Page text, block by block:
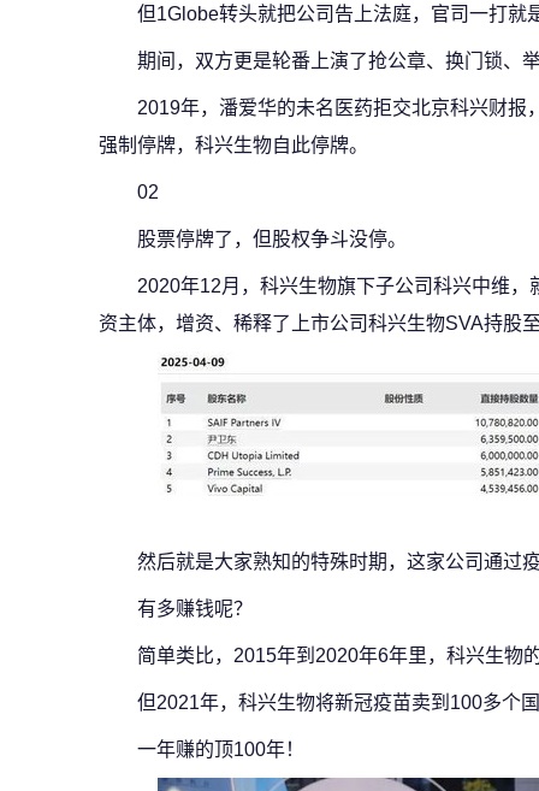
但1Globe转头就把公司告上法庭，官司一打就
期间，双方更是轮番上演了抢公章、换门锁、
2019年，潘爱华的未名医药拒交北京科兴财报
强制停牌，科兴生物自此停牌。
02
股票停牌了，但股权争斗没停。
2020年12月，科兴生物旗下子公司科兴中维
资主体，增资、稀释了上市公司科兴生物SVA持股
然后就是大家熟知的特殊时期，这家公司通过
有多赚钱呢？
简单类比， 2015年到2020年6年里，科兴生物
但2021年，科兴生物将新冠疫苗卖到100多个
一年赚的顶100年！